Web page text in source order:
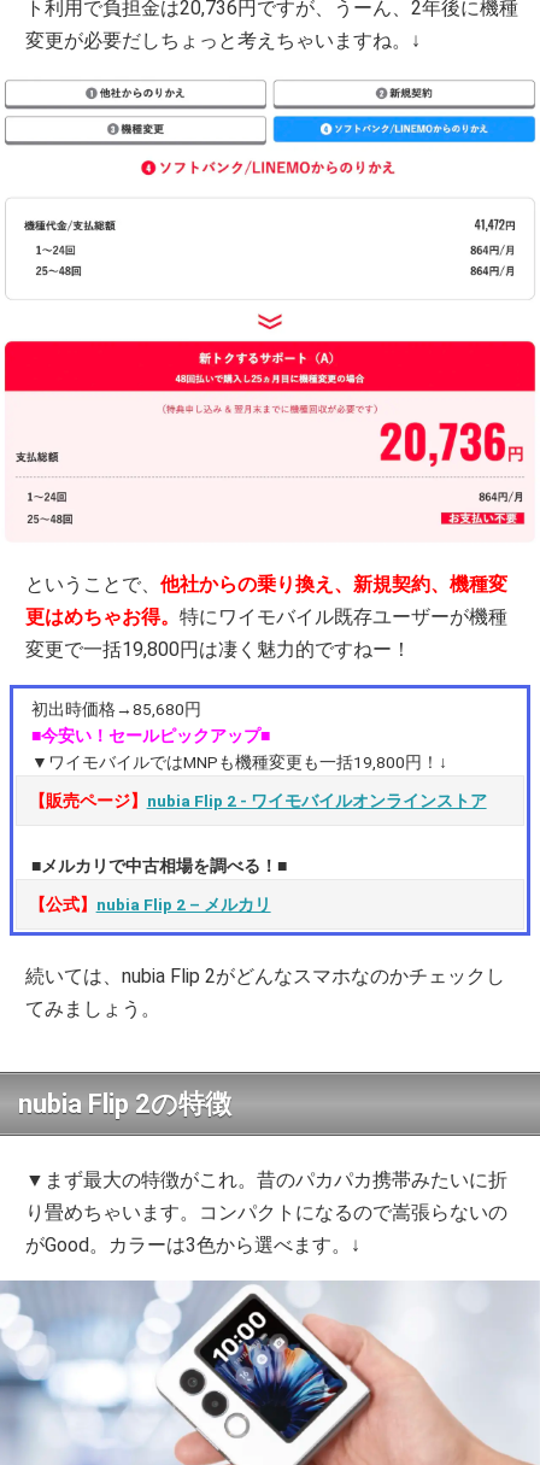
ト利用で負担金は20,736円ですが、うーん、2年後に機種
変更が必要だしちょっと考えちゃいますね。↓
ということで、他社からの乗り換え、新規契約、機種変
更はめちゃお得。特にワイモバイル既存ユーザーが機種
変更で一括19,800円は凄く魅力的ですねー！
初出時価格→85,680円
■今安い！セールピックアップ■
▼ワイモバイルではMNPも機種変更も一括19,800円！↓
【販売ページ】 nubia Flip 2 ‐ ワイモバイルオンラインストア
■メルカリで中古相場を調べる！■
【公式】 nubia Flip 2 – メルカリ
続いては、nubia Flip 2がどんなスマホなのかチェックし
てみましょう。
nubia Flip 2の特徴
▼まず最大の特徴がこれ。昔のパカパカ携帯みたいに折
り畳めちゃいます。コンパクトになるので嵩張らないの
がGood。カラーは3色から選べます。↓